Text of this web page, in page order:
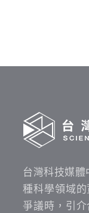
台灣科技媒體
種科學領域
爭議時，引